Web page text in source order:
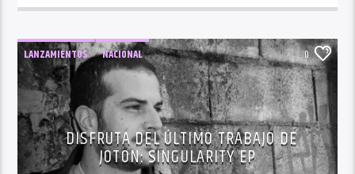
LANZAMIENTOS NACIONAL 0
DISFRUTA DEL ÚLTIMO TRABAJO DE
JOTON: SINGULARITY EP